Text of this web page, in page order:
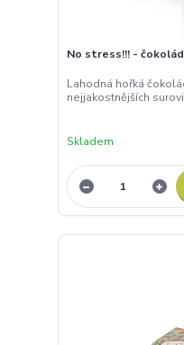
No stress!!! -
Lahodná hořká
nejjakostnějších
Skladem